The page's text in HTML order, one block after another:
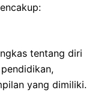
tentang diri
yang dimiliki.